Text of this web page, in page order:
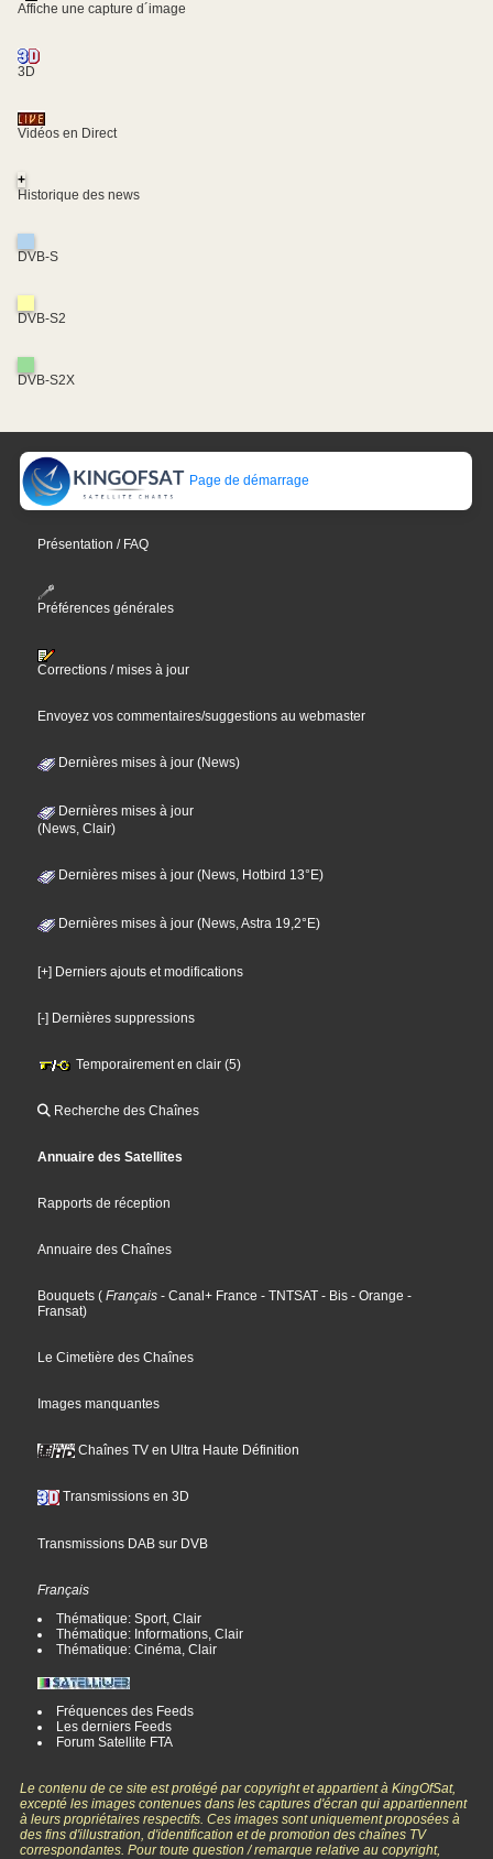
Affiche une capture d´image
3D
Vidéos en Direct
+
Historique des news
DVB-S
DVB-S2
DVB-S2X
Page de démarrage
Présentation / FAQ
Préférences générales
Corrections / mises à jour
Envoyez vos commentaires/suggestions au webmaster
Dernières mises à jour (News)
Dernières mises à jour
(News, Clair)
Dernières mises à jour (News, Hotbird 13°E)
Dernières mises à jour (News, Astra 19,2°E)
[+] Derniers ajouts et modifications
[-] Dernières suppressions
Temporairement en clair (5)
Recherche des Chaînes
Annuaire des Satellites
Rapports de réception
Annuaire des Chaînes
Bouquets ( Français - Canal+ France - TNTSAT - Bis - Orange -
Fransat)
Le Cimetière des Chaînes
Images manquantes
Chaînes TV en Ultra Haute Définition
Transmissions en 3D
Transmissions DAB sur DVB
Français
Thématique: Sport, Clair
Thématique: Informations, Clair
Thématique: Cinéma, Clair
Fréquences des Feeds
Les derniers Feeds
Forum Satellite FTA
Le contenu de ce site est protégé par copyright et appartient à KingOfSat,
excepté les images contenues dans les captures d'écran qui appartiennent
à leurs propriétaires respectifs. Ces images sont uniquement proposées à
des fins d'illustration, d'identification et de promotion des chaînes TV
correspondantes. Pour toute question / remarque relative au copyright,